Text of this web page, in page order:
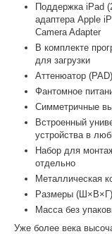
Поддержка iPad
адаптера Apple
Camera Adapter
В комплекте
для загрузки
Аттенюатор
Фантомное
Симметричные
Встроенный
устройства в
Набор для
отдельно
Металлическая
Размеры
Масса без
Уже более века